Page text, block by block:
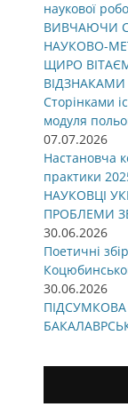
наукової
ВИВЧАЮЧИ
НАУКОВО-
ЩИРО
ВІДЗНАКАМИ
Сторінками
модуля
07.07.2026
Настановча
практики
НАУКОВЦІ
ПРОБЛЕМИ
30.06.2026
Поетичні
30.06.2026
ПІДСУМКОВА